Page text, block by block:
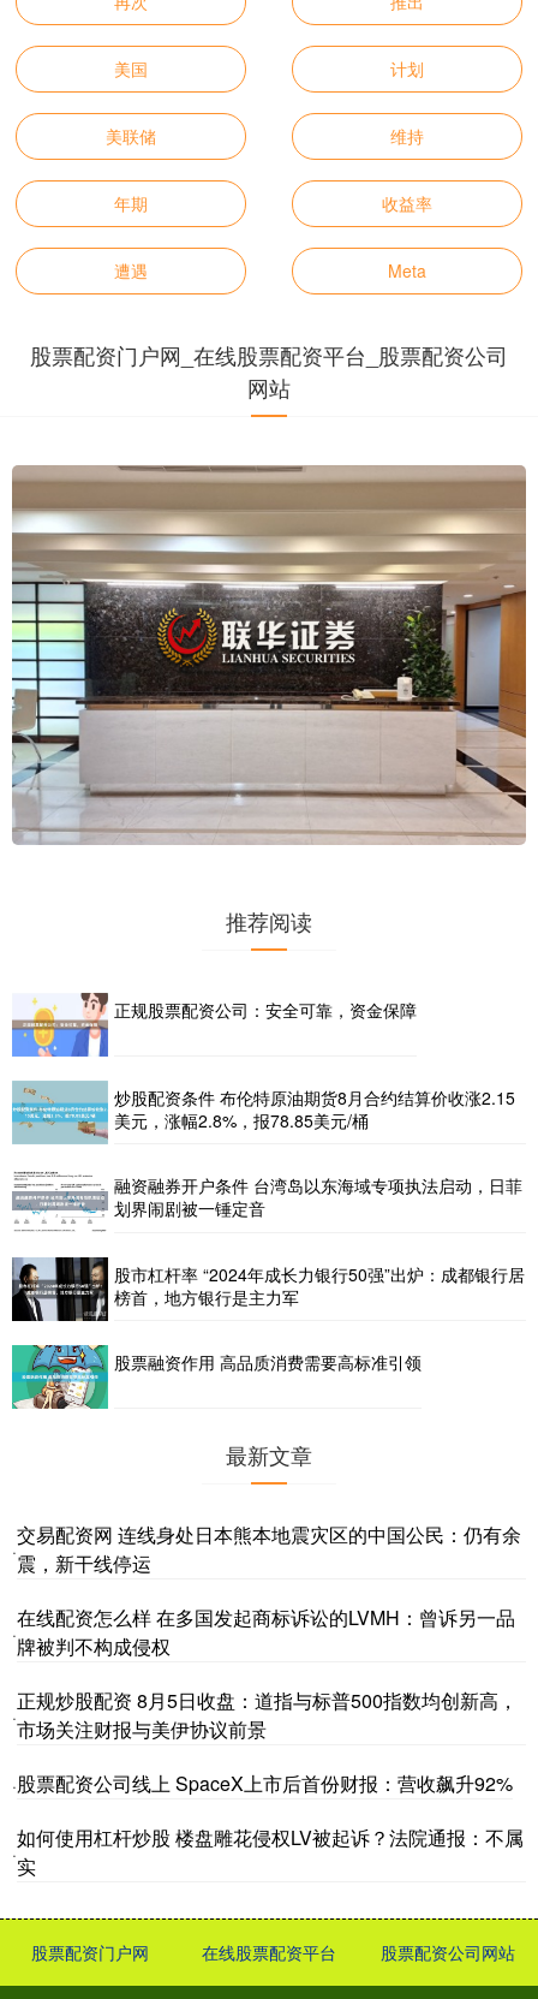
美国 计划
美联储 维持
年期 收益率
遭遇 Meta
股票配资门户网_在线股票配资平台_股票配资公司
网站
推荐阅读
正规股票配资公司：安全可靠，资金保障
炒股配资条件 布伦特原油期货8月合约结算价收涨2.15
美元，涨幅2.8%，报78.85美元/桶
融资融券开户条件 台湾岛以东海域专项执法启动，日菲
划界闹剧被一锤定音
股市杠杆率 “2024年成长力银行50强”出炉：成都银行居
榜首，地方银行是主力军
股票融资作用 高品质消费需要高标准引领
最新文章
·
交易配资网 连线身处日本熊本地震灾区的中国公民：仍有余
震，新干线停运
·
在线配资怎么样 在多国发起商标诉讼的LVMH：曾诉另一品
牌被判不构成侵权
·
正规炒股配资 8月5日收盘：道指与标普500指数均创新高，
市场关注财报与美伊协议前景
·股票配资公司线上 SpaceX上市后首份财报：营收飙升92%
·
如何使用杠杆炒股 楼盘雕花侵权LV被起诉？法院通报：不属
实
股票配资门户网 在线股票配资平台 股票配资公司网站